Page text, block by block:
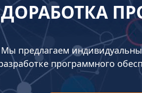
ДОРАБОТКА
Мы предлагаем
программного